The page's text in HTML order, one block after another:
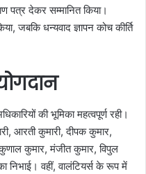
पत्र देकर सम्मानित किया।
जबकि धन्यवाद ज्ञापन कोच कीर्ति
की भूमिका महत्वपूर्ण रही।
आरती कुमारी, दीपक कुमार,
कुमार, मंजीत कुमार, विपुल
निभाई। वहीं, वालंटियर्स के रूप में